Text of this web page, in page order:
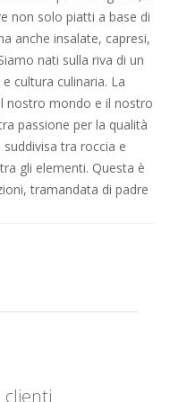
non solo piatti a base di
anche insalate, capresi,
nati sulla riva di un
cultura culinaria. La
nostro mondo e il nostro
passione per la qualità
tra roccia e
gli elementi. Questa è
tramandata di padre
clienti